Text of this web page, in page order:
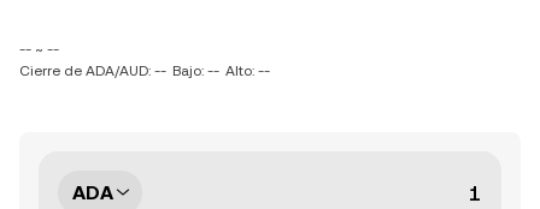
-- ~ --
Cierre de ADA/AUD: -- Bajo: -- Alto: --
ADA